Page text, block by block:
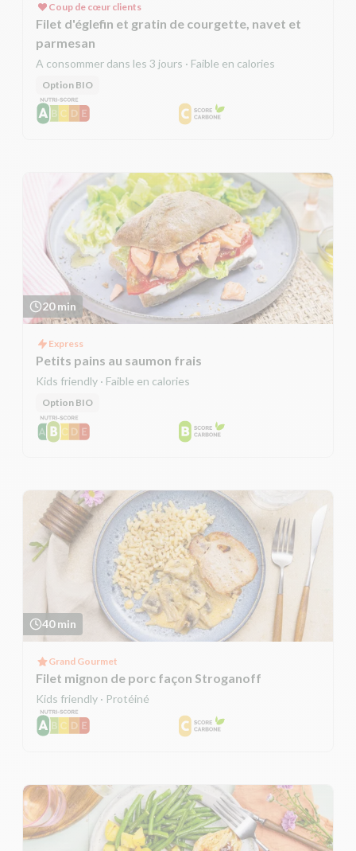
Coup de cœur clients
Filet d'églefin et gratin de courgette, navet et
parmesan
A consommer dans les 3 jours · Faible en calories
Option BIO
20 min
Express
Petits pains au saumon frais
Kids friendly · Faible en calories
Option BIO
40 min
Grand Gourmet
Filet mignon de porc façon Stroganoff
Kids friendly · Protéiné